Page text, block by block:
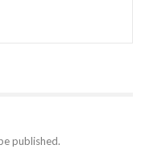
published.